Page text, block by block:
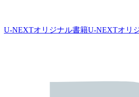
U-NEXTオリジナル書籍U-NEXTオリ